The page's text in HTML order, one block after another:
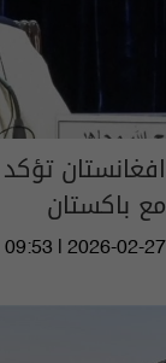
افغانستان
مع باكستان
09:53 | 2026-02-27